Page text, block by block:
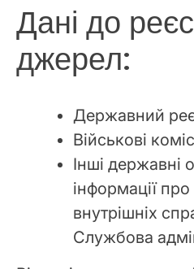
Дані до
джерел:
Державний
Військові
Інші державні
інформації
внутрішніх
Службова